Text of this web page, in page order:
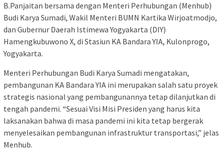
B.Panjaitan bersama dengan Menteri Perhubungan (Menhub)
Budi Karya Sumadi, Wakil Menteri BUMN Kartika Wirjoatmodjo,
dan Gubernur Daerah Istimewa Yogyakarta (DIY)
Hamengkubuwono X, di Stasiun KA Bandara YIA, Kulonprogo,
Yogyakarta.
Menteri Perhubungan Budi Karya Sumadi mengatakan,
pembangunan KA Bandara YIA ini merupakan salah satu proyek
strategis nasional yang pembangunannya tetap dilanjutkan di
tengah pandemi. “Sesuai Visi Misi Presiden yang harus kita
laksanakan bahwa di masa pandemi ini kita tetap bergerak
menyelesaikan pembangunan infrastruktur transportasi,” jelas
Menhub.